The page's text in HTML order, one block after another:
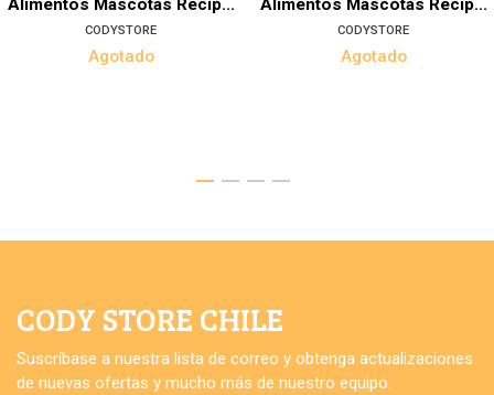
Alimentos Mascotas Recip...
CODYSTORE
Agotado
Alimentos Mascotas Recip...
CODYSTORE
Agotado
CODY STORE CHILE
Suscríbase a nuestra lista de correo y obtenga actualizaciones
de nuevas ofertas y mucho más de nuestro equipo.